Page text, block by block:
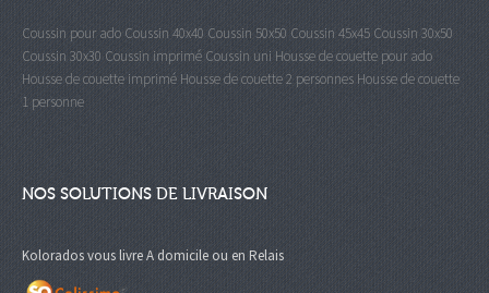
Coussin pour ado Coussin 40x40 Coussin 50x50 Coussin 45x45Coussin 30x50
Coussin 30x30 Coussin imprimé Coussin uni Housse de couette pour ado
Housse de couette imprimé Housse de couette 2 personnes Housse de couette
1 personne
NOS SOLUTIONS DE LIVRAISON
Kolorados vous livre A domicile ou en Relais